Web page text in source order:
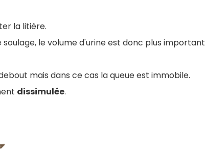
la litière.
le volume d'urine est donc plus important
mais dans ce cas la queue est immobile.
dissimulée.